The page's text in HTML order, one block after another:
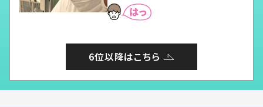
6位以降はこちら